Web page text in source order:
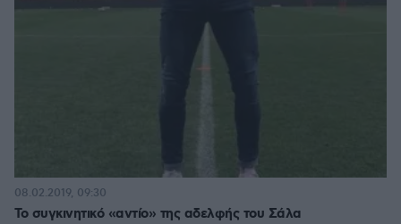
Το συγκινητικό «αντίο» της αδελφής του Σάλα
08.02.2019, 09:30